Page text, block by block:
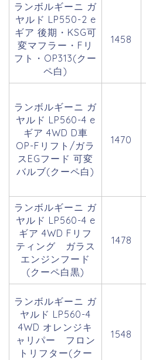
ランボルギーニ ガ
ヤルド LP550-2 e
ギア 後期・KSG可
変マフラー・Fリ
フト・OP313(クー
ペ白)
1458
ランボルギーニ ガ
ヤルド LP560-4 e
ギア 4WD D車
OP-Fリフト/ガラ
スEGフード 可変
バルブ(クーペ白)
1470
ランボルギーニ ガ
ヤルド LP560-4 e
ギア 4WD Fリフ
ティング ガラス
エンジンフード
(クーペ白黒)
1478
ランボルギーニ ガ
ヤルド LP560-4
4WD オレンジキ
ャリパー フロン
トリフター(クー
1548